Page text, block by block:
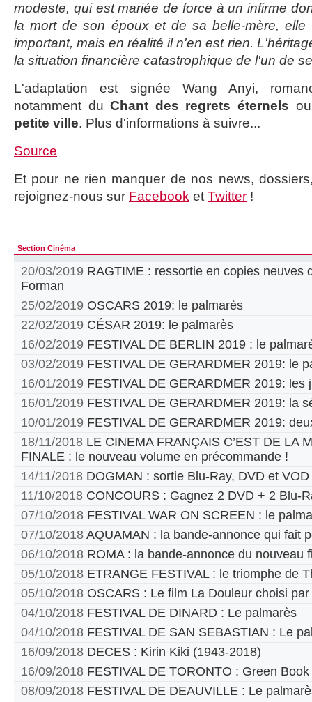
modeste, qui est mariée de force à un infirme
la mort de son époux et de sa belle-mère, elle
important, mais en réalité il n'en est rien.
la situation financière catastrophique de l'un de
L'adaptation est signée Wang Anyi,
notamment duChant des regrets éternels
petite ville. Plus d'informations à suivre...
Source
Et pour ne rien manquer de nos news,
rejoignez-nous sur Facebook et Twitter !
Section Cinéma
20/03/2019 RAGTIME : ressortie en copies neuves
Forman
25/02/2019 OSCARS 2019: le palmarès
22/02/2019 CÉSAR 2019: le palmarès
16/02/2019 FESTIVAL DE BERLIN 2019 : le
03/02/2019 FESTIVAL DE GERARDMER 2019: le
16/01/2019 FESTIVAL DE GERARDMER 2019: les
16/01/2019 FESTIVAL DE GERARDMER 2019: la
10/01/2019 FESTIVAL DE GERARDMER 2019:
18/11/2018 LE CINEMA FRANÇAIS C’EST DE LA
FINALE : le nouveau volume en précommande !
14/11/2018 DOGMAN : sortie Blu-Ray, DVD et VOD
11/10/2018 CONCOURS : Gagnez 2 DVD + 2 Blu-
07/10/2018 FESTIVAL WAR ON SCREEN : le
07/10/2018 AQUAMAN : la bande-annonce qui fait
06/10/2018 ROMA : la bande-annonce du nouveau
05/10/2018 ETRANGE FESTIVAL : le triomphe de
05/10/2018 OSCARS : Le film La Douleur choisi
04/10/2018 FESTIVAL DE DINARD : Le palmarès
04/10/2018 FESTIVAL DE SAN SEBASTIAN : Le
16/09/2018 DECES : Kirin Kiki (1943-2018)
16/09/2018 FESTIVAL DE TORONTO : Green
08/09/2018 FESTIVAL DE DEAUVILLE : Le